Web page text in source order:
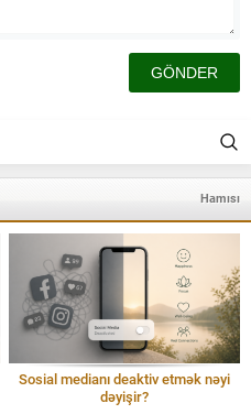
Hamısı
Sosial medianı deaktiv etmək nəyi
dəyişir?